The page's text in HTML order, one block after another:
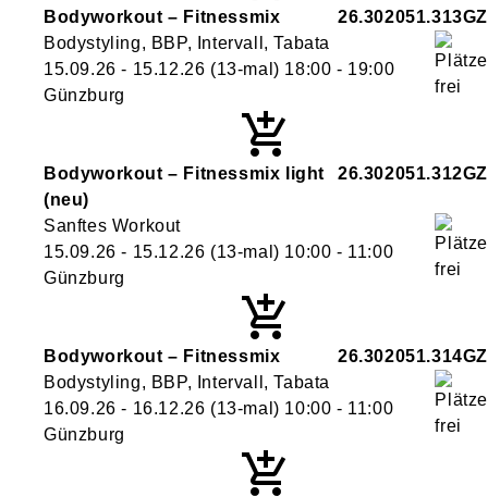
Bodyworkout – Fitnessmix
26.302051.313GZ
Bodystyling, BBP, Intervall, Tabata
15.09.26 - 15.12.26 (13-mal) 18:00 - 19:00
Günzburg
Bodyworkout – Fitnessmix light
26.302051.312GZ
neu
Sanftes Workout
15.09.26 - 15.12.26 (13-mal) 10:00 - 11:00
Günzburg
Bodyworkout – Fitnessmix
26.302051.314GZ
Bodystyling, BBP, Intervall, Tabata
16.09.26 - 16.12.26 (13-mal) 10:00 - 11:00
Günzburg